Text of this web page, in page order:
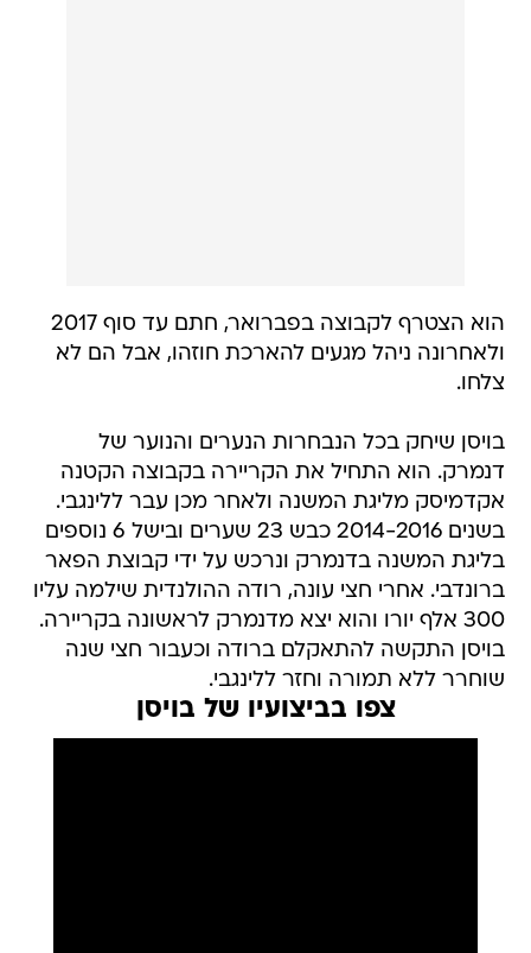
הוא הצטרף לקבוצה בפברואר, חתם עד סוף 2017
ולאחרונה ניהל מגעים להארכת חוזהו, אבל הם לא
צלחו.
בויסן שיחק בכל הנבחרות הנערים והנוער של
דנמרק. הוא התחיל את הקריירה בקבוצה הקטנה
אקדמיסק מליגת המשנה ולאחר מכן עבר ללינגבי.
בשנים 2014-2016 כבש 23 שערים ובישל 6 נוספים
בליגת המשנה בדנמרק ונרכש על ידי קבוצת הפאר
ברונדבי. אחרי חצי עונה, רודה ההולנדית שילמה עליו
300 אלף יורו והוא יצא מדנמרק לראשונה בקריירה.
בויסן התקשה להתאקלם ברודה וכעבור חצי שנה
שוחרר ללא תמורה וחזר ללינגבי.
צפו בביצועיו של בויסן